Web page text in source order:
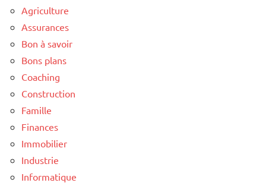
Agriculture
Assurances
Bon à savoir
Bons plans
Coaching
Construction
Famille
Finances
Immobilier
Industrie
Informatique